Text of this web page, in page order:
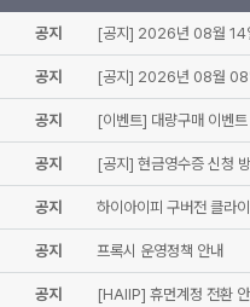
공지 [공지] 2026년 08월 14
공지 [공지] 2026년 08월 08
공지 [이벤트] 대량구매 이벤트
공지 [공지] 현금영수증 신청
공지 하이아이피 구버전 클라
공지 프록시 운영정책 안내
공지 [HAIIP] 휴먼계정 전환